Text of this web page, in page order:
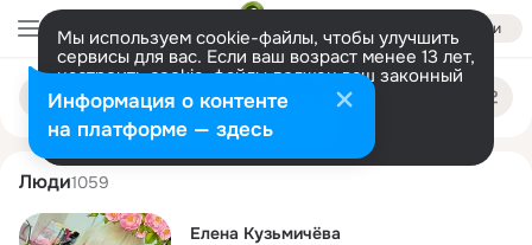
Войти
Мы используем cookie-файлы, чтобы улучшить
сервисы для вас. Если ваш возраст менее 13 лет,
настроить cookie-файлы должен ваш законный
представитель. Больше информации
Разрешить все Настроить
Поиск
людям
elena kuzmicheva
Люди1059
Елена Кузьмичёва
Информация о контенте
на платформе — здесь